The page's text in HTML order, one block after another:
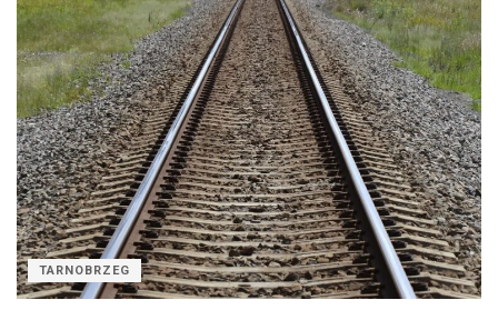
TARNOBRZEG